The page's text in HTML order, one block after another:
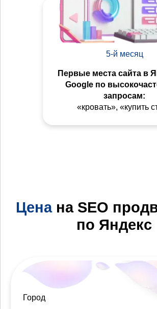
5-й месяц
Первые места сайта в
Google по
запросам:
«кровать», «купить
Ценана SEO
по Яндекс
Город